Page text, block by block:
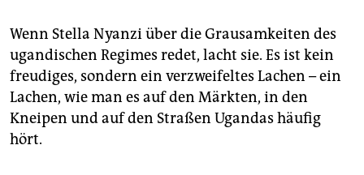
genossenschaft
epaper login
Wenn Stella Nyanzi über die Grausamkeiten des
ugandischen Regimes redet, lacht sie. Es ist kein
freudiges, sondern ein verzweifeltes Lachen – ein
Lachen, wie man es auf den Märkten, in den
Kneipen und auf den Straßen Ugandas häufig
hört.